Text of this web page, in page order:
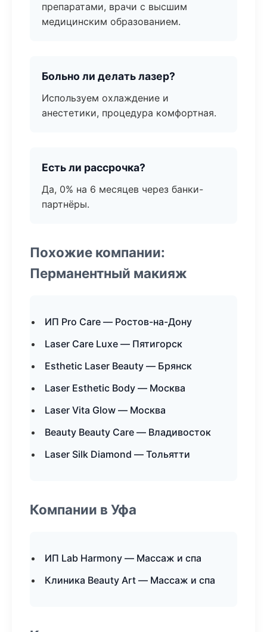
препаратами, врачи с высшим
медицинским образованием.
Больно ли делать лазер?
Используем охлаждение и
анестетики, процедура комфортная.
Есть ли рассрочка?
Да, 0% на 6 месяцев через банки-
партнёры.
Похожие компании:
Перманентный макияж
ИП Pro Care — Ростов-на-Дону
Laser Care Luxe — Пятигорск
Esthetic Laser Beauty — Брянск
Laser Esthetic Body — Москва
Laser Vita Glow — Москва
Beauty Beauty Care — Владивосток
Laser Silk Diamond — Тольятти
Компании в Уфа
ИП Lab Harmony — Массаж и спа
Клиника Beauty Art — Массаж и спа